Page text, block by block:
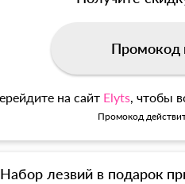
Промокод
на сайт Elyts, чтобы
Промокод
Набор лезвий в подарок